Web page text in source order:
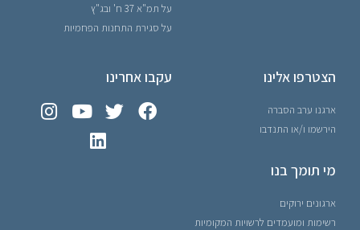
על תמ"א 37 ח' ובג"ץ
על סגירת התחנות הפחמיות
הצטרפו אלינו
ארגנו ערב הסברה
הירשמו ו/או התנדבו
מי תומך בנו
ארגונים ירוקים
רשימות ומועמדים לרשויות המקומיות
עקבו אחרינו